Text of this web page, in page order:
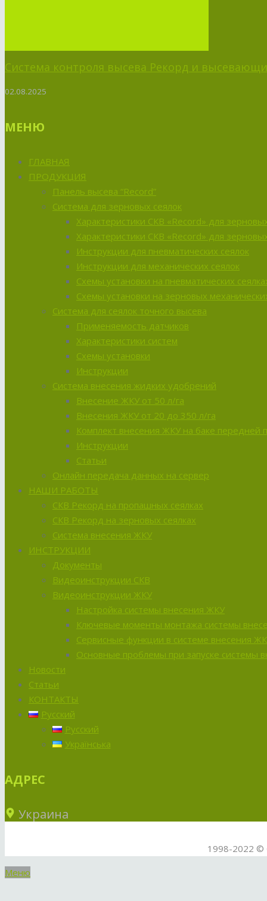
Система контроля высева Рекорд и
02.08.2025
МЕНЮ
ГЛАВНАЯ
ПРОДУКЦИЯ
Панель высева “Record”
Система для зерновых сеялок
Характеристики СКВ «Record» для
Характеристики СКВ «Record» для
Инструкции для пневматических сеялок
Инструкции для механических сеялок
Схемы установки на пневматических
Схемы установки на зерновых
Система для сеялок точного высева
Применяемость датчиков
Характеристики систем
Схемы установки
Инструкции
Система внесения жидких удобрений
Внесение ЖКУ от 50 л/га
Внесения ЖКУ от 20 до 350 л/га
Комплект внесения ЖКУ на баке передней
Инструкции
Статьи
Онлайн передача данных на сервер
НАШИ РАБОТЫ
СКВ Рекорд на пропашных сеялках
СКВ Рекорд на зерновых сеялках
Система внесения ЖКУ
ИНСТРУКЦИИ
Документы
Видеоинструкции СКВ
Видеоинструкции ЖКУ
Настройка системы внесения ЖКУ
Ключевые моменты монтажа системы
Сервисные функции в системе внесения
Основные проблемы при запуске системы
Новости
Статьи
КОНТАКТЫ
Русский
Русский
Українська
АДРЕС
Украина
1998-2022 ©
Меню